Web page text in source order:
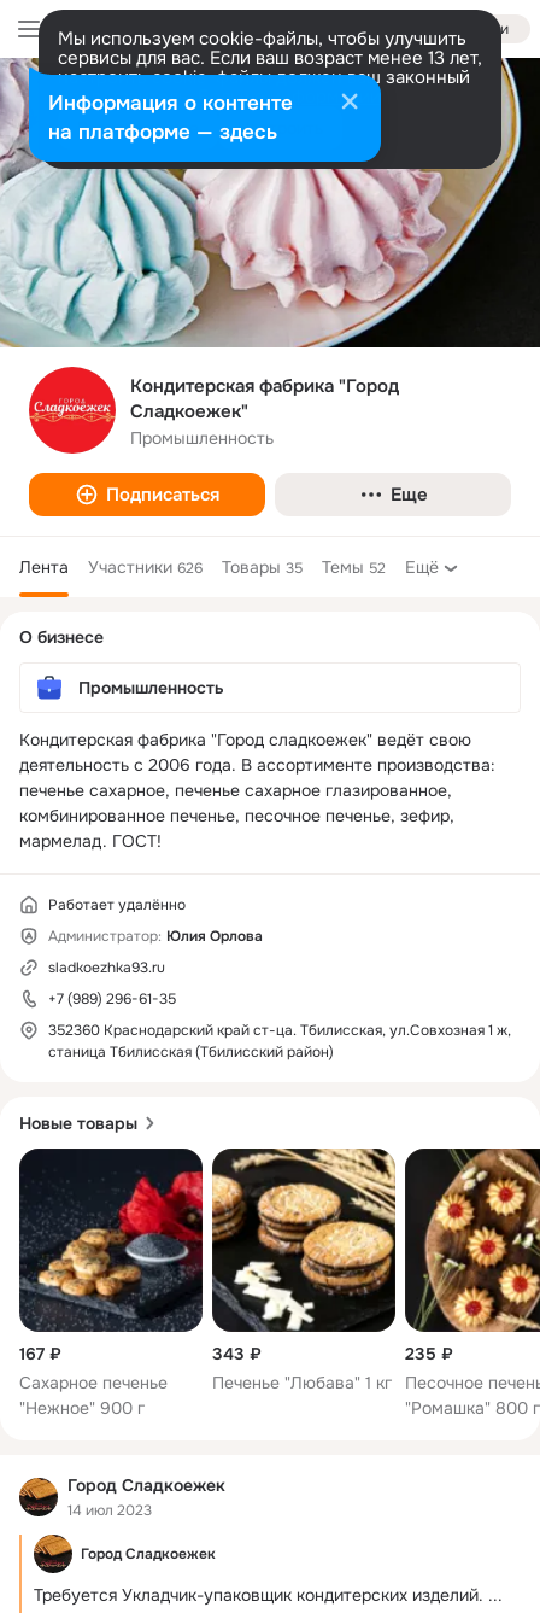
Войти
Мы используем cookie-файлы, чтобы улучшить
сервисы для вас. Если ваш возраст менее 13 лет,
настроить cookie-файлы должен ваш законный
представитель. Больше информации
Разрешить все Настроить
Кондитерская фабрика "Город
Сладкоежек"
Промышленность
Подписаться Еще
Лента Участники 626 Товары 35 Темы 52 Ещё
Новые товары
167 ₽
Сахарное печенье
"Нежное" 900 г
343 ₽
Печенье "Любава" 1 кг
235 ₽
Песочное
"Ромашка" 800
Город Сладкоежек
14 июл 2023
Город Сладкоежек
Требуется Укладчик-упаковщик кондитерских изделий. ...
колонка
О бизнесе
Промышленность
Кондитерская фабрика "Город сладкоежек" ведёт свою
деятельность с 2006 года. В ассортименте производства:
печенье сахарное, печенье сахарное глазированное,
комбинированное печенье, песочное печенье, зефир,
мармелад. ГОСТ!
Работает удалённо
Администратор: Юлия Орлова
sladkoezhka93.ru
+7 (989) 296-61-35
352360 Краснодарский край ст-ца. Тбилисская, ул.Совхозная 1 ж,
станица Тбилисская (Тбилисский район)
Информация о контенте
на платформе — здесь